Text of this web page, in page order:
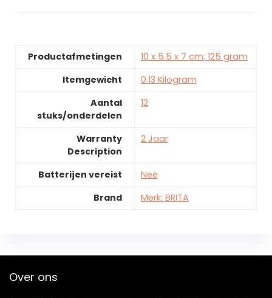
Productafmetingen
10 x 5.5 x 7 cm; 125 gram
Itemgewicht
0.13 Kilogram
Aantal
stuks/onderdelen
12
Warranty
Description
2 Jaar
Batterijen vereist
Nee
Brand
Merk: BRITA
Over ons